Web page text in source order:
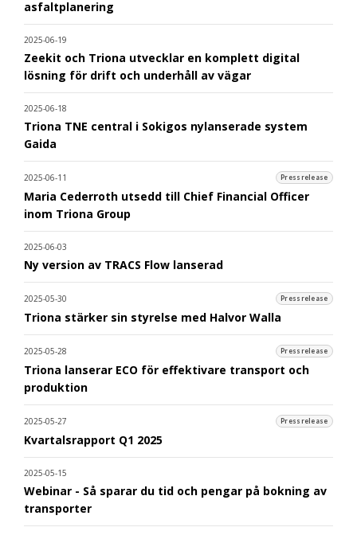
asfaltplanering
2025-06-19
Zeekit och Triona utvecklar en komplett digital
lösning för drift och underhåll av vägar
2025-06-18
Triona TNE central i Sokigos nylanserade system
Gaida
2025-06-11 Pressrelease
Maria Cederroth utsedd till Chief Financial Officer
inom Triona Group
2025-06-03
Ny version av TRACS Flow lanserad
2025-05-30 Pressrelease
Triona stärker sin styrelse med Halvor Walla
2025-05-28 Pressrelease
Triona lanserar ECO för effektivare transport och
produktion
2025-05-27 Pressrelease
Kvartalsrapport Q1 2025
2025-05-15
Webinar - Så sparar du tid och pengar på bokning av
transporter